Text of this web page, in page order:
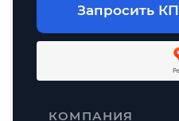
Запросить КП
КОМПАНИЯ